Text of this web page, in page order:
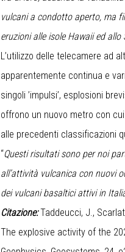
vulcani a condotto aperto, ma
eruzioni alle isole Hawaii ed allo
L’utilizzo delle telecamere ad
apparentemente continua e
singoli ’impulsi’, esplosioni
offrono un nuovo metro con
alle precedenti classificazioni
“Questi risultati sono per noi
all’attività vulcanica con nuovi
dei vulcani basaltici attivi in
Citazione:Taddeucci, J.,
The explosive activity of the